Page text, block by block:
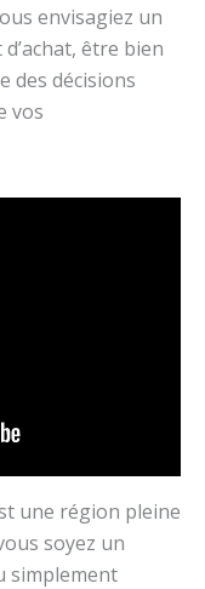
envisagiez un
être bien
des décisions
vos
une région pleine
soyez un
simplement